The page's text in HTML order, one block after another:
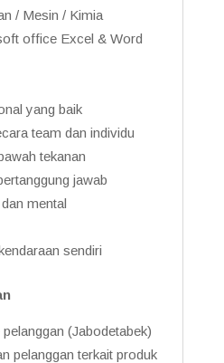
/ Mesin / Kimia
office Excel & Word
yang baik
team dan individu
tekanan
jawab
mental
sendiri
(Jabodetabek)
pelanggan terkait produk